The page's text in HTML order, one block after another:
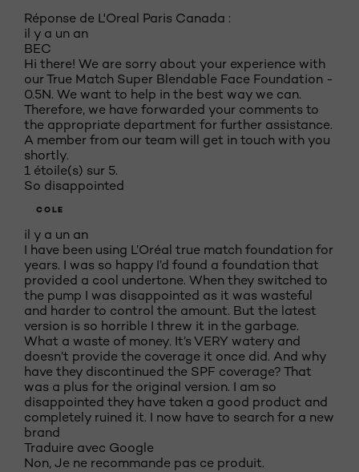
Réponse de L'Oreal Paris Canada :
il y a un an
BEC
Hi there! We are sorry about your experience with
our True Match Super Blendable Face Foundation -
0.5N. We want to help in the best way we can.
Therefore, we have forwarded your comments to
the appropriate department for further assistance.
A member from our team will get in touch with you
shortly.
1 étoile(s) sur 5.
So disappointed
COLE
il y a un an
I have been using L’Oréal true match foundation for
years. I was so happy I’d found a foundation that
provided a cool undertone. When they switched to
the pump I was disappointed as it was wasteful
and harder to control the amount. But the latest
version is so horrible I threw it in the garbage.
What a waste of money. It’s VERY watery and
doesn’t provide the coverage it once did. And why
have they discontinued the SPF coverage? That
was a plus for the original version. I am so
disappointed they have taken a good product and
completely ruined it. I now have to search for a new
brand
Traduire avec Google
Non, Je ne recommande pas ce produit.